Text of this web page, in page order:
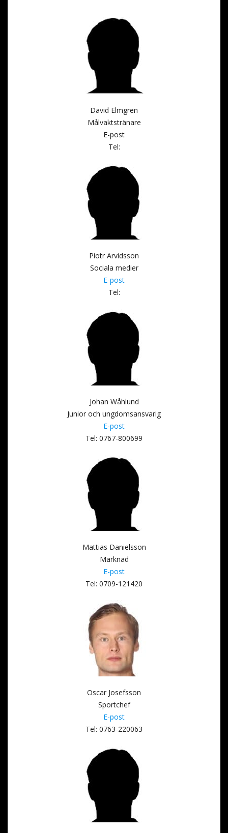
David Elmgren
Målvaktstränare
E-post
Tel:
Piotr Arvidsson
Sociala medier
E-post
Tel:
Johan Wåhlund
Junior och ungdomsansvarig
E-post
Tel: 0767-800699
Mattias Danielsson
Marknad
E-post
Tel: 0709-121420
Oscar Josefsson
Sportchef
E-post
Tel: 0763-220063